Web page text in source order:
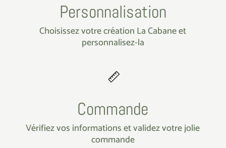
Personnalisation
Choisissez votre création La Cabane et
personnalisez-la
Commande
Vérifiez vos informations et validez votre jolie
commande